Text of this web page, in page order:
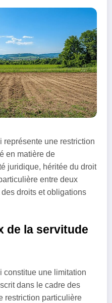
représente une restriction
en matière de
juridique, héritée du droit
entre deux
droits et obligations
de la servitude
constitue une limitation
dans le cadre des
restriction particulière